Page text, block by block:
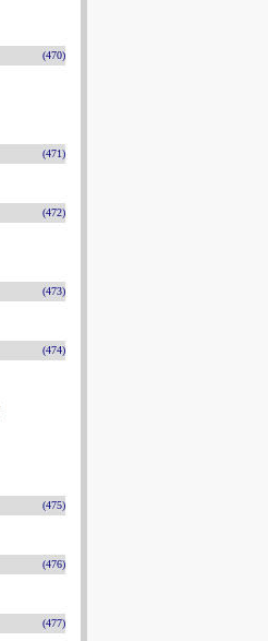
(470)
(471)
(472)
(473)
(474)
(475)
(476)
(477)